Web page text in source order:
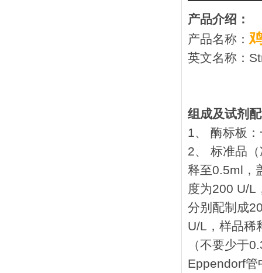
产品介绍：
产品名称：
英文名称：
组成及试剂
1、 酶标板
2、 标准品
释至0.5ml，
度为200 U/L
分别配制成
U/L，样品稀
（不要少于
Eppendorf管